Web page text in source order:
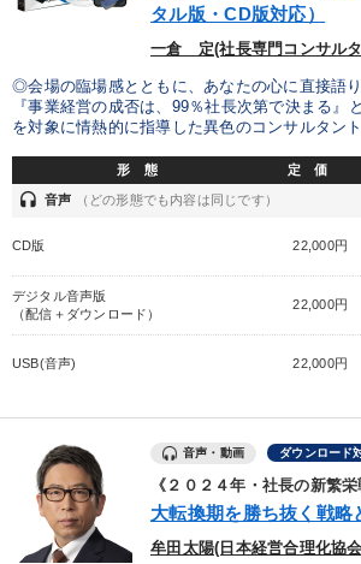
タル版・CD版対応）
一倉 定(社長専門コンサル
◎会場の臨場感とともに、あなたの心に直接語
『事業経営の成否は、99％社長次第で決まる』
を対象に情熱的に指導した異色のコンサルタント
形 態 定 価
headset 音声 （どの形態でも内容は同じです）
CD版 22,000円
デジタル音声版
（配信＋ダウンロード）
22,000円
USB(音声) 22,000円
音声・動画 ダウンロード
《２０２４年・社長の新繁栄
大転換期を勝ち抜く戦略
牟田太陽(日本経営合理化協